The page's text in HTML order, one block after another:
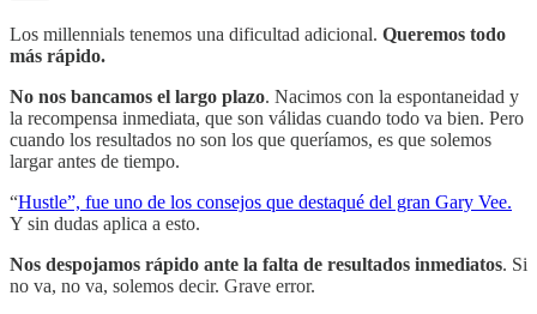
Los millennials tenemos una dificultad adicional. Queremos todo
más rápido.
No nos bancamos el largo plazo. Nacimos con la espontaneidad y
la recompensa inmediata, que son válidas cuando todo va bien. Pero
cuando los resultados no son los que queríamos, es que solemos
largar antes de tiempo.
“Hustle”, fue uno de los consejos que destaqué del gran Gary Vee.
Y sin dudas aplica a esto.
Nos despojamos rápido ante la falta de resultados inmediatos. Si
no va, no va, solemos decir. Grave error.